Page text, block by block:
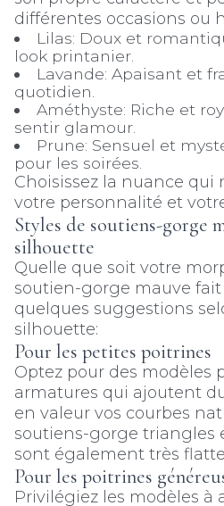
différentes occasions ou
Lilas: Doux et
look printanier.
Lavande: Apaisant et
quotidien.
Améthyste: Riche et
sentir glamour.
Prune: Sensuel et
pour les soirées.
Choisissez la nuance qui
votre personnalité et
Styles de soutiens-gorge
silhouette
Quelle que soit votre
soutien-gorge mauve fait
quelques suggestions
silhouette:
Pour les petites poitrines
Optez pour des modèles
armatures qui ajoutent
en valeur vos courbes
soutiens-gorge triangles
sont également très
Pour les poitrines
Privilégiez les modèles à